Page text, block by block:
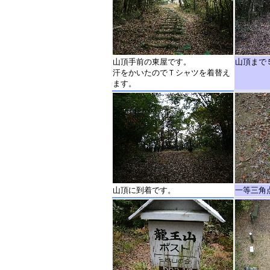
山頂手前の東屋です。
汗をかいたのでＴシャツを着替え
ます。
山頂まで
山頂に到着です。 一等三角